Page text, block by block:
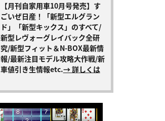
【月刊自家用車10月号発売】す
ごいぜ日産！「新型エルグラン
ド」「新型キックス」のすべて/
新型レヴォーグレイバック全研
究/新型フィット＆N-BOX最新情
報/最新注目モデル攻略大作戦/新
車値引き生情報etc.→ 詳しくは